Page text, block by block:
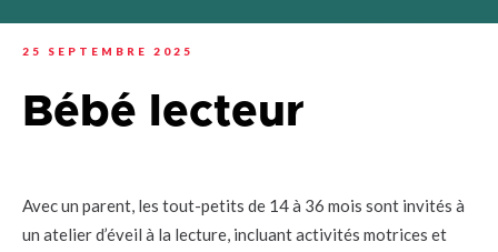
25 SEPTEMBRE 2025
Bébé lecteur
Avec un parent, les tout-petits de 14 à 36 mois sont invités à
un atelier d’éveil à la lecture, incluant activités motrices et